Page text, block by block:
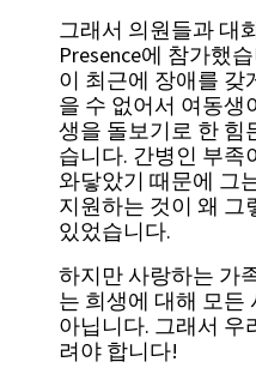
그래서 의원들과 대
Presence에 참가했
이 최근에 장애를 갖
을 수 없어서 여동생
생을 돌보기로 한 힘
습니다. 간병인 부족
와닿았기 때문에 그
지원하는 것이 왜 그
있었습니다.
하지만 사랑하는 가
는 희생에 대해 모든
아닙니다. 그래서 우
려야 합니다!